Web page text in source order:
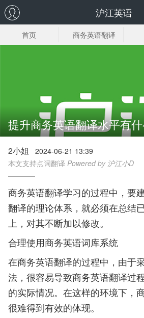
沪江英语
首页 商务英语翻译
提升商务英语翻译水平有
2小姐
2024-06-21 13:39
本文支持点词翻译 Powered by 沪江小D
商务英语翻译学习的过程中，要
翻译的理论体系，就必须在总结
上，对其不断加以修改。
合理使用商务英语词库系统
在商务英语翻译的过程中，由于
法，很容易导致商务英语翻译过
的实际情况。在这样的环境下，
很难得到有效的体现。